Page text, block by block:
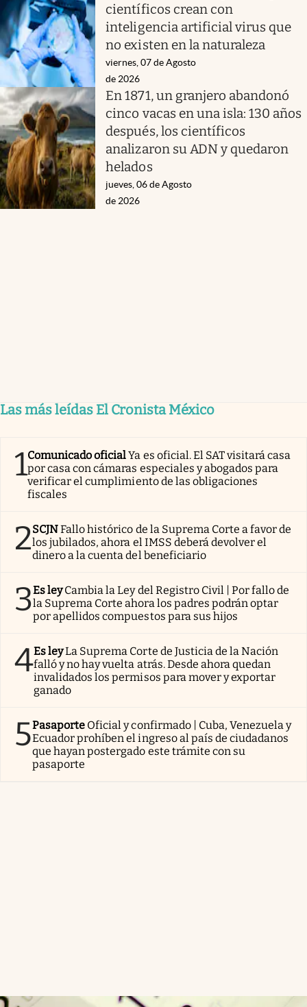
científicos crean con
inteligencia artificial virus que
no existen en la naturaleza
viernes, 07 de Agosto
de 2026
En 1871, un granjero abandonó
cinco vacas en una isla: 130 años
después, los científicos
analizaron su ADN y quedaron
helados
jueves, 06 de Agosto
de 2026
Las más leídas El Cronista México
1Comunicado oficialYa es oficial. El SAT visitará casa
por casa con cámaras especiales y abogados para
verificar el cumplimiento de las obligaciones
fiscales
2SCJNFallo histórico de la Suprema Corte a favor de
los jubilados, ahora el IMSS deberá devolver el
dinero a la cuenta del beneficiario
3Es ley Cambia la Ley del Registro Civil | Por fallo de
la Suprema Corte ahora los padres podrán optar
por apellidos compuestos para sus hijos
4Es leyLa Suprema Corte de Justicia de la Nación
falló y no hay vuelta atrás. Desde ahora quedan
invalidados los permisos para mover y exportar
ganado
5Pasaporte Oficial y confirmado | Cuba, Venezuela y
Ecuador prohíben el ingreso al país de ciudadanos
que hayan postergado este trámite con su
pasaporte